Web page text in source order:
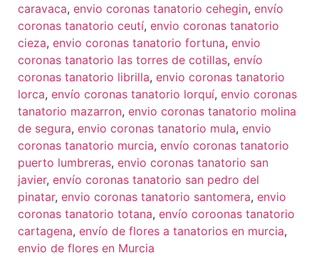
caravaca, envio coronas tanatorio cehegin, envío
coronas tanatorio ceutí, envio coronas tanatorio
cieza, envio coronas tanatorio fortuna, envio
coronas tanatorio las torres de cotillas, envío
coronas tanatorio librilla, envio coronas tanatorio
lorca, envío coronas tanatorio lorquí, envio coronas
tanatorio mazarron, envio coronas tanatorio molina
de segura, envio coronas tanatorio mula, envio
coronas tanatorio murcia, envío coronas tanatorio
puerto lumbreras, envio coronas tanatorio san
javier, envío coronas tanatorio san pedro del
pinatar, envio coronas tanatorio santomera, envio
coronas tanatorio totana, envío coroonas tanatorio
cartagena, envío de flores a tanatorios en murcia,
envio de flores en Murcia